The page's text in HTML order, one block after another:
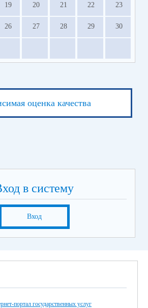
19 20 21 22 23
26 27 28 29 30
оценка качества
в систему
Вход
портал государственных услуг